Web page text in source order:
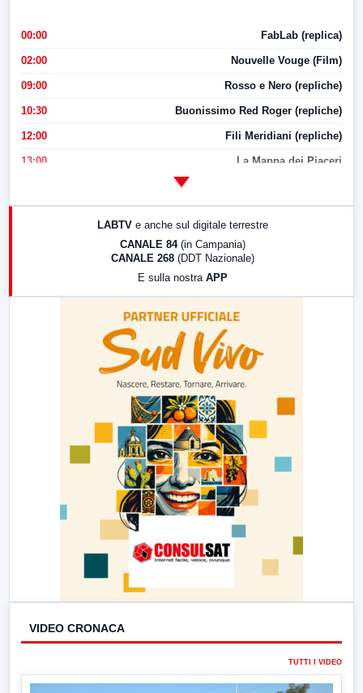
00:00 FabLab (replica)
02:00 Nouvelle Vouge (Film)
09:00 Rosso e Nero (repliche)
10:30 Buonissimo Red Roger (repliche)
12:00 Fili Meridiani (repliche)
13:00 La Mappa dei Piaceri
LABTV e anche sul digitale terrestre
CANALE 84 (in Campania)
CANALE 268 (DDT Nazionale)
E sulla nostra APP
VIDEO CRONACA
TUTTI I VIDEO